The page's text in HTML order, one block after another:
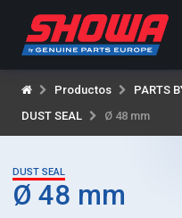
Productos PARTS
DUST SEAL
Ø 48 mm
DUST SEAL
Ø 48 mm